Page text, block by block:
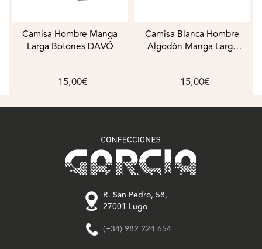
Camisa Hombre Manga
Larga Botones DAVÓ
15,00€
Camisa Blanca Hombre
Algodón Manga Larga
15,00€
R. San Pedro, 58,
27001 Lugo
(+34) 982 224 654